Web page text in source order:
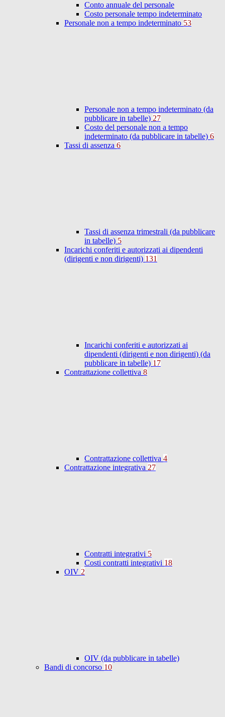
Conto annuale del personale
Costo personale tempo indeterminato
Personale non a tempo indeterminato 53
Personale non a tempo indeterminato (da
pubblicare in tabelle) 27
Costo del personale non a tempo
indeterminato (da pubblicare in tabelle) 6
Tassi di assenza 6
Tassi di assenza trimestrali (da pubblicare
in tabelle) 5
Incarichi conferiti e autorizzati ai dipendenti
(dirigenti e non dirigenti) 131
Incarichi conferiti e autorizzati ai
dipendenti (dirigenti e non dirigenti) (da
pubblicare in tabelle) 17
Contrattazione collettiva 8
Contrattazione collettiva 4
Contrattazione integrativa 27
Contratti integrativi 5
Costi contratti integrativi 18
OIV 2
OIV (da pubblicare in tabelle)
Bandi di concorso 10